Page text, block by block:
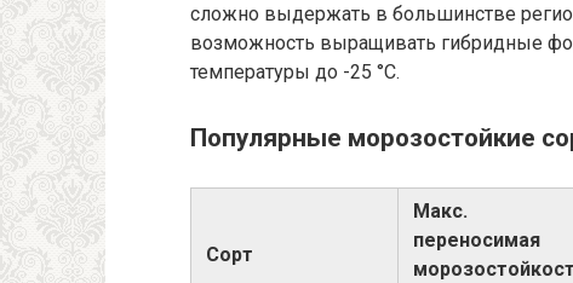
сложно выдержать в большинстве
возможность выращивать гибридные
температуры до -25 °C.
Популярные морозостойкие
Сорт
Макс.
переносимая